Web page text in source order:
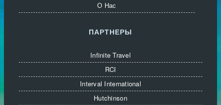
О Нас
ПАРТНЕРЫ
Infinite Travel
RCI
Interval International
Hutchinson